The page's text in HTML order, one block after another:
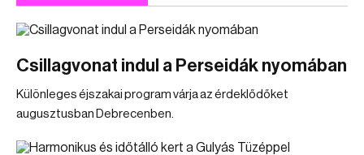
Csillagvonat indul a Perseidák nyomában
Különleges éjszakai program várja az érdeklődőket
augusztusban Debrecenben.